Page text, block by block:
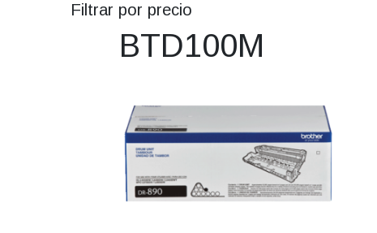
Filtrar por precio
BTD100M